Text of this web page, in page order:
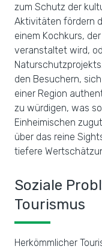
zum Schutz der
Aktivitäten fördern
einem Kochkurs,
veranstaltet wird,
den Besuchern,
einer Region
zu würdigen, was
Einheimischen
über das reine
tiefere
Soziale
Tourismus
Herkömmlicher